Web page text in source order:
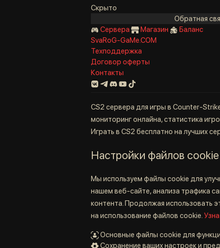
Скрыто
Обратная
Сервера
Магазин
Баланс
SvaRoG-GaMe.COM
Техподдержка
Договор оферты
Контакты
CS2 сервера для игры в Counter-
мониторинг онлайна, статистика
Играть в CS2 бесплатно на лучших
Настройки файлов cookie
Мы используем файлы cookie для
нашем веб-сайте, анализа трафика
контента. Продолжая использовать
на использование файлов cookie.
Основные файлы cookie для
Сохранение ваших настроек и